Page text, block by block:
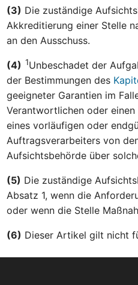
(3) Die zuständige
Akkreditierung einer Stelle
an den Ausschuss.
(4) 1Unbeschadet der
der Bestimmungen des
geeigneter Garantien im
Verantwortlichen oder
eines vorläufigen oder
Auftragsverarbeiters von
Aufsichtsbehörde über
(5) Die zuständige
Absatz 1, wenn die
oder wenn die Stelle
(6) Dieser Artikel gilt nicht